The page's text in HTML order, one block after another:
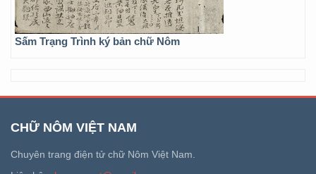
Sấm Trạng Trình ký bản chữ Nôm
CHỮ NÔM VIỆT NAM
Chuyên trang điện tử chữ Nôm Việt Nam.